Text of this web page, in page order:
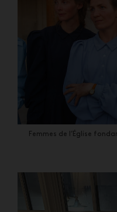
Femmes de l’Église